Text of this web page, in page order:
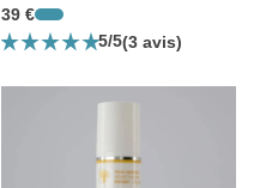
39 €
star_ratestar_ratestar_ratestar_ratestar_rate5/5(3 avis)